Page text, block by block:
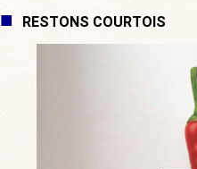
RESTONS COURTOIS